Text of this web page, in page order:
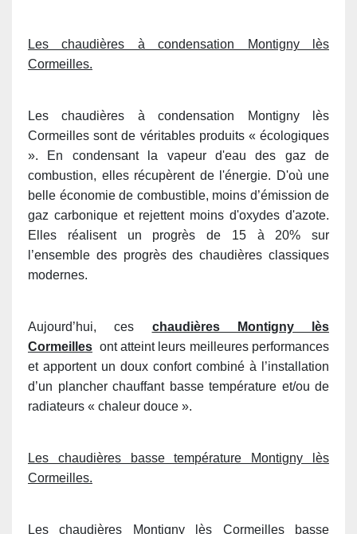
Les chaudières à condensation Montigny lès
Cormeilles.
Les chaudières à condensation Montigny lès
Cormeilles sont de véritables produits « écologiques
». En condensant la vapeur d'eau des gaz de
combustion, elles récupèrent de l'énergie. D'où une
belle économie de combustible, moins d’émission de
gaz carbonique et rejettent moins d'oxydes d'azote.
Elles réalisent un progrès de 15 à 20% sur
l’ensemble des progrès des chaudières classiques
modernes.
Aujourd’hui, ces chaudières Montigny lès
Cormeilles ont atteint leurs meilleures performances
et apportent un doux confort combiné à l’installation
d’un plancher chauffant basse température et/ou de
radiateurs « chaleur douce ».
Les chaudières basse température Montigny lès
Cormeilles.
Les chaudières Montigny lès Cormeilles basse